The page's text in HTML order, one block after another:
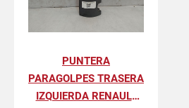
PUNTERA
PARAGOLPES TRASERA
IZQUIERDA RENAULT